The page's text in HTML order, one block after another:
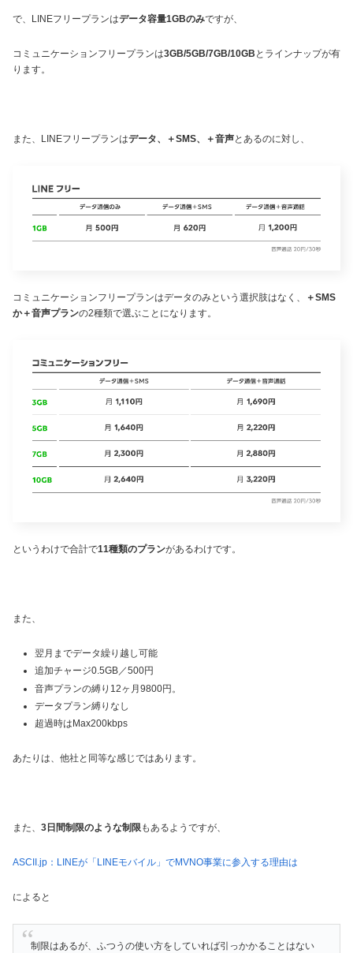
で、LINEフリープランはデータ容量1GBのみですが、
コミュニケーションフリープランは3GB/5GB/7GB/10GB とラインナップが有
ります。
また、LINEフリープランはデータ、＋SMS、＋音声とあるのに対し、
コミュニケーションフリープランはデータのみという選択肢はなく、
＋SMS
か＋音声プランの2種類で選ぶことになります。
というわけで合計で11種類のプランがあるわけです。
また、
翌月までデータ繰り越し可能
追加チャージ0.5GB／500円
音声プランの縛り12ヶ月9800円。
データプラン縛りなし
超過時はMax200kbps
あたりは、他社と同等な感じではあります。
また、 3日間制限のような制限もあるようですが、
ASCII.jp：LINEが「LINEモバイル」でMVNO事業に参入する理由は
によると
制限はあるが、ふつうの使い方をしていれば引っかかることはない